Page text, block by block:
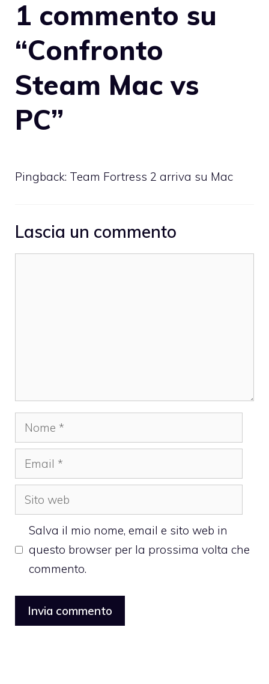
1 commento su
“Confronto
Steam Mac vs
PC”
Pingback: Team Fortress 2 arriva su Mac
Lascia un commento
Nome
Email
Sito
web
Salva il mio nome, email e sito web in
questo browser per la prossima volta che
commento.